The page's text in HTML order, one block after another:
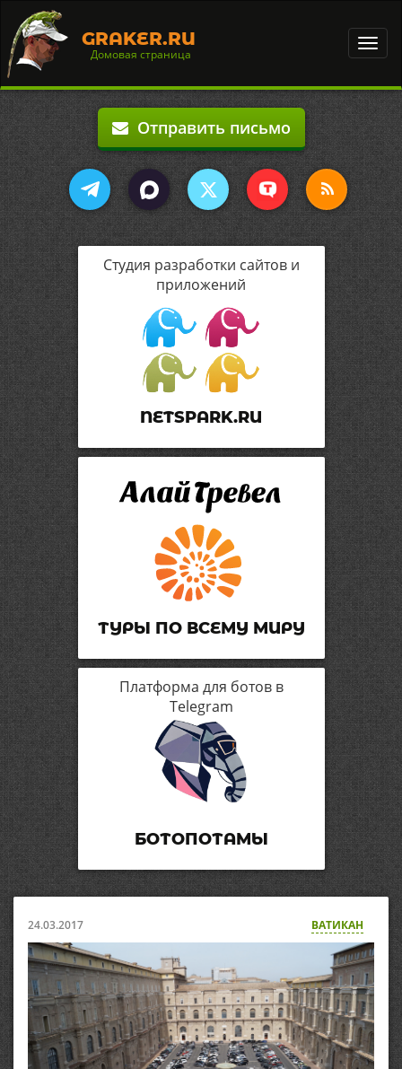
GRAKER.RU
Домовая страница
Отправить письмо
Студия разработки сайтов и
приложений
NETSPARK.RU
ТУРЫ ПО ВСЕМУ МИРУ
Платформа для ботов в
Telegram
БОТОПОТАМЫ
24.03.2017 ВАТИКАН